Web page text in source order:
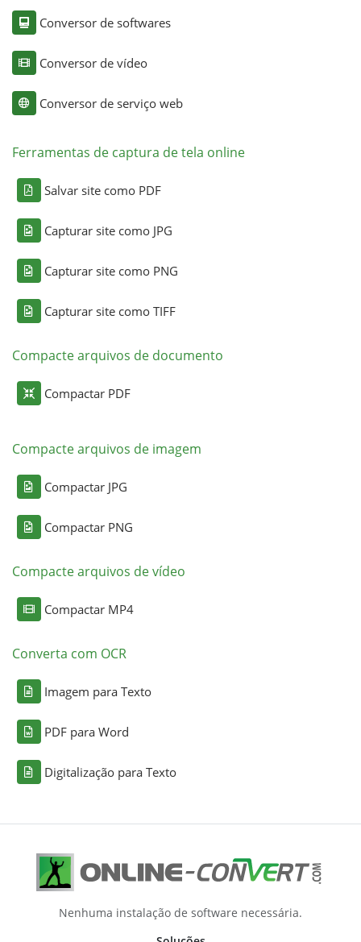
Conversor de softwares
Conversor de vídeo
Conversor de serviço web
Ferramentas de captura de tela online
Salvar site como PDF
Capturar site como JPG
Capturar site como PNG
Capturar site como TIFF
Compacte arquivos de documento
Compactar PDF
Compacte arquivos de imagem
Compactar JPG
Compactar PNG
Compacte arquivos de vídeo
Compactar MP4
Converta com OCR
Imagem para Texto
PDF para Word
Digitalização para Texto
Nenhuma instalação de software necessária.